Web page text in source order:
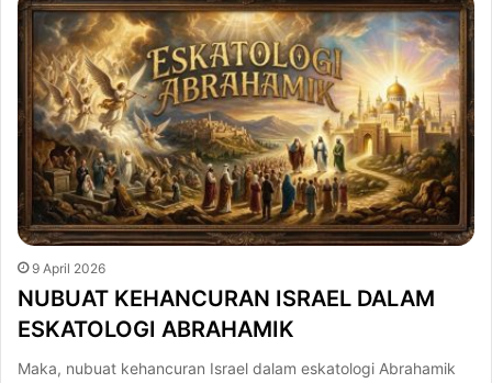
9 April 2026
NUBUAT KEHANCURAN ISRAEL DALAM
ESKATOLOGI ABRAHAMIK
Maka, nubuat kehancuran Israel dalam eskatologi Abrahamik